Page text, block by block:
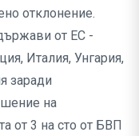
отклонение.
от ЕС -
Италия, Унгария,
заради
на
от 3 на сто от БВП